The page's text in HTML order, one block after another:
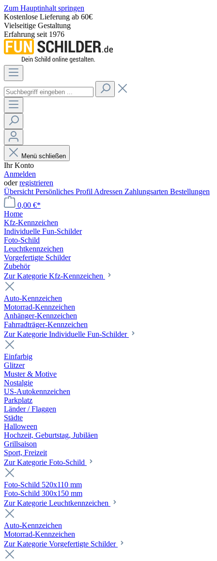
Zum Hauptinhalt springen
Kostenlose Lieferung ab 60€
Vielseitige Gestaltung
Erfahrung seit 1976
Menü schließen
Ihr Konto
Anmelden
oderregistrieren
Übersicht Persönliches Profil Adressen Zahlungsarten Bestellungen
0,00 €*
Home
Kfz-Kennzeichen
Individuelle Fun-Schilder
Foto-Schild
Leuchtkennzeichen
Vorgefertigte Schilder
Zubehör
Zur Kategorie Kfz-Kennzeichen
Auto-Kennzeichen
Motorrad-Kennzeichen
Anhänger-Kennzeichen
Fahrradträger-Kennzeichen
Zur Kategorie Individuelle Fun-Schilder
Einfarbig
Glitzer
Muster & Motive
Nostalgie
US-Autokennzeichen
Parkplatz
Länder / Flaggen
Städte
Halloween
Hochzeit, Geburtstag, Jubiläen
Grillsaison
Sport, Freizeit
Zur Kategorie Foto-Schild
Foto-Schild 520x110 mm
Foto-Schild 300x150 mm
Zur Kategorie Leuchtkennzeichen
Auto-Kennzeichen
Motorrad-Kennzeichen
Zur Kategorie Vorgefertigte Schilder